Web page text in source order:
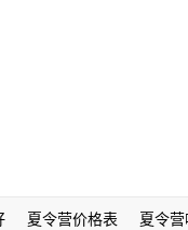
夏令营价格表 夏令